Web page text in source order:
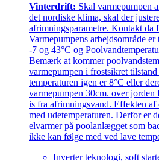
Vinterdrift: Skal varmepumpen
det nordiske klima, skal der
afrimningsparametre. Kontakt da
Varmepumpens arbejdsområde
-7 og 43°C og
Bemærk at kommer
varmepumpen i frostsikret
temperaturen igen er 8°C eller
varmepumpen 30cm. over jorden
is fra afrimningsvand. Effekten
med udetemperaturen. Derfor er
elvarmer på poolanlægget som
ikke kan følge med ved lave
Inverter teknologi, soft